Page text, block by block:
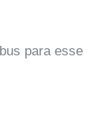
para esse